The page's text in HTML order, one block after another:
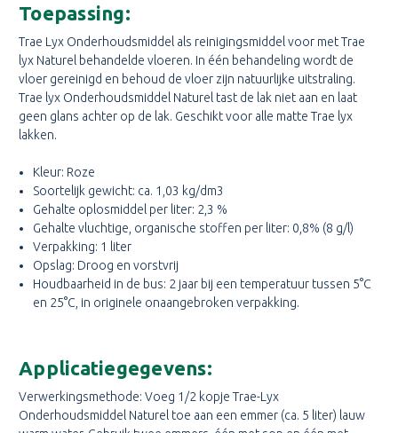
Toepassing:
Trae Lyx Onderhoudsmiddel als reinigingsmiddel voor met Trae
lyx Naturel behandelde vloeren. In één behandeling wordt de
vloer gereinigd en behoud de vloer zijn natuurlijke uitstraling.
Trae lyx Onderhoudsmiddel Naturel tast de lak niet aan en laat
geen glans achter op de lak. Geschikt voor alle matte Trae lyx
lakken.
Kleur: Roze
Soortelijk gewicht: ca. 1,03 kg/dm3
Gehalte oplosmiddel per liter: 2,3 %
Gehalte vluchtige, organische stoffen per liter: 0,8% (8 g/l)
Verpakking: 1 liter
Opslag: Droog en vorstvrij
Houdbaarheid in de bus: 2 jaar bij een temperatuur tussen 5°C
en 25°C, in originele onaangebroken verpakking.
Applicatiegegevens:
Verwerkingsmethode: Voeg 1/2 kopje Trae-Lyx
Onderhoudsmiddel Naturel toe aan een emmer (ca. 5 liter) lauw